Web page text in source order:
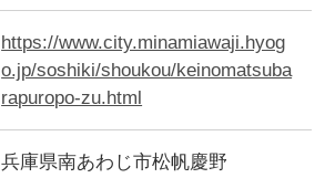
https://www.city.minamiawaji.hyog
o.jp/soshiki/shoukou/keinomatsuba
rapuropo-zu.html
兵庫県南あわじ市松帆慶野